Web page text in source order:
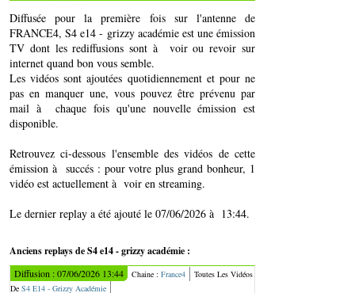
Diffusée pour la première fois sur l'antenne de
FRANCE4, S4 e14 - grizzy académie est une émission
TV dont les rediffusions sont à voir ou revoir sur
internet quand bon vous semble.
Les vidéos sont ajoutées quotidiennement et pour ne
pas en manquer une, vous pouvez être prévenu par
mail à chaque fois qu'une nouvelle émission est
disponible.
Retrouvez ci-dessous l'ensemble des vidéos de cette
émission à succés : pour votre plus grand bonheur, 1
vidéo est actuellement à voir en streaming.
Le dernier replay a été ajouté le 07/06/2026 à 13:44.
Anciens replays de S4 e14 - grizzy académie :
Diffusion : 07/06/2026 13:44 Chaine : France4
Toutes Les Vidéos
De S4 E14 - Grizzy Académie